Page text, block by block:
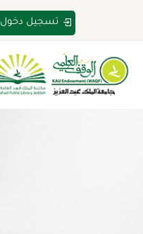
تسجيل دخول